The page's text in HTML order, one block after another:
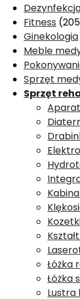
Fitness
Ginekologia
Meble
Sprzęt
Sprzęt
Kabina
Łóżka
Łóżka
Lustra